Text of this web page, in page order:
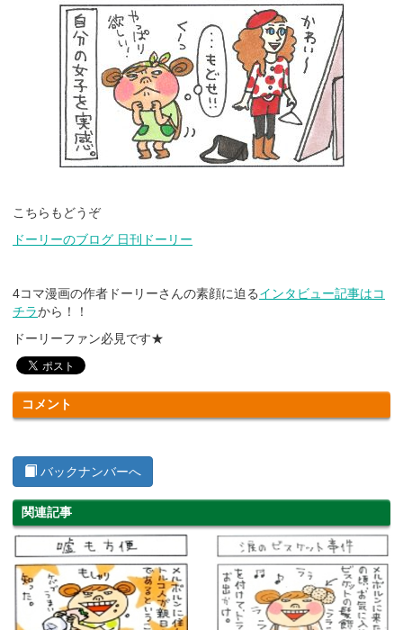
こちらもどうぞ
ドーリーのブログ 日刊ドーリー
4コマ漫画の作者ドーリーさんの素顔に迫るインタビュー記事はコ
チラから！！
ドーリーファン必見です★
コメント
バックナンバーへ
関連記事